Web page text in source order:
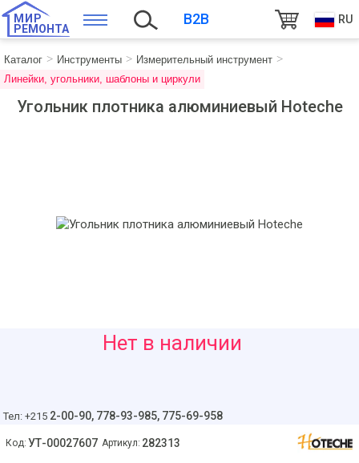
МИР
РЕМОНТА
B2B RU
Каталог Инструменты
Измерительный инструмент
Линейки, угольники, шаблоны и циркули
Угольник плотника алюминиевый Hoteche
Нет в наличии
Тел: +215 2-00-90, 778-93-985, 775-69-958
Код: УТ-00027607 Артикул: 282313